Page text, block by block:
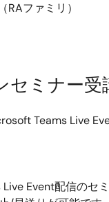
RAファミリ）
セミナー受
Teams Live
Event配信のセ